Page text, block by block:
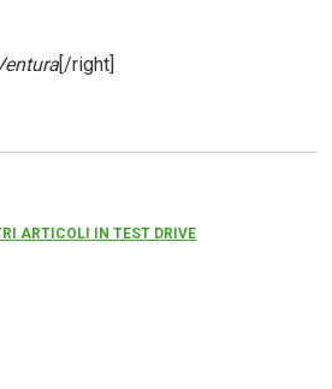
[/right]
ARTICOLI IN TEST DRIVE